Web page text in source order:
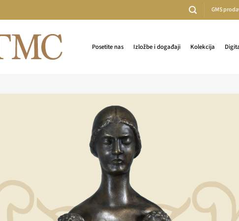
GMS
Posetite nas Izložbe i događaji Kolekcija